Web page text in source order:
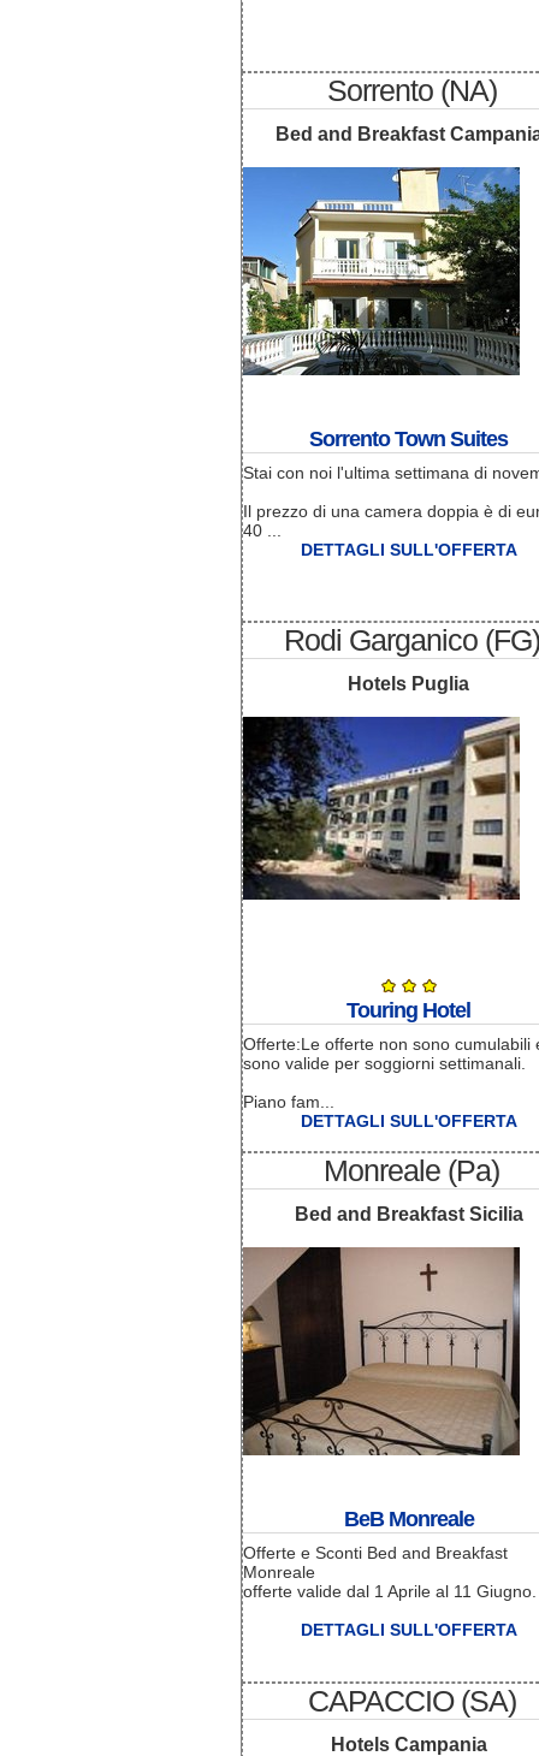
Sorrento (NA)
Bed and Breakfast
Sorrento Town Suites
Stai con noi l'ultima settimana di
Il prezzo di una camera doppia è di
40 ...
DETTAGLI SULL'OFFERTA
Rodi Garganico (FG)
Hotels Puglia
Touring Hotel
Offerte:Le offerte non sono cumulabili
sono valide per soggiorni settimanali.
Piano fam...
DETTAGLI SULL'OFFERTA
Monreale (Pa)
Bed and Breakfast Sicilia
BeB Monreale
Offerte e Sconti Bed and Breakfast
Monreale
offerte valide dal 1 Aprile al 11 Giugno.
DETTAGLI SULL'OFFERTA
CAPACCIO (SA)
Hotels Campania